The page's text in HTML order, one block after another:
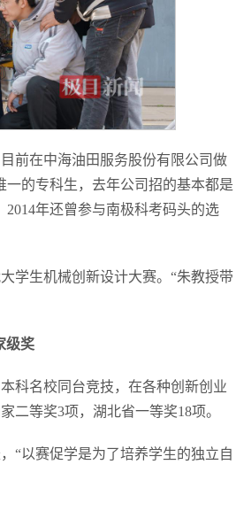
前在中海油田服务股份有限公司做
的专科生，去年公司招的基本都是
2014年还曾参与南极科考码头的选
学生机械创新设计大赛。“朱教授带
级奖
科名校同台竞技，在各种创新创业
二等奖3项，湖北省一等奖18项。
“以赛促学是为了培养学生的独立自